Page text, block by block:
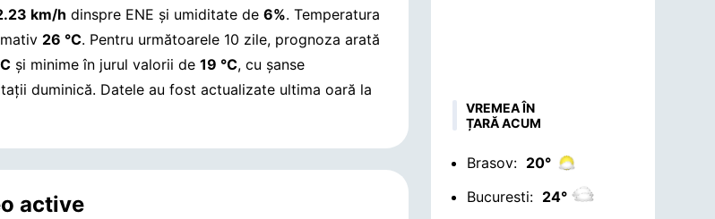
km/h dinspre ENE și umiditate de6%. Temperatura
26 °C. Pentru următoarele 10 zile, prognoza arată
și minime în jurul valorii de19 °C, cu șanse
duminică. Datele au fost actualizate ultima oară la
active
VREMEA ÎN
ȚARĂ ACUM
Brasov: 20°
Bucuresti: 24°